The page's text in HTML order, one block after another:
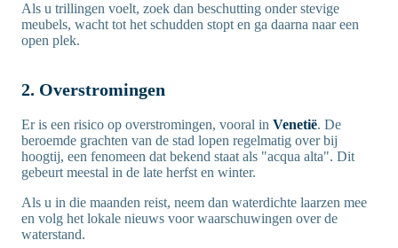
Als u trillingen voelt, zoek dan beschutting onder stevige
meubels, wacht tot het schudden stopt en ga daarna naar een
open plek.
2. Overstromingen
Er is een risico op overstromingen, vooral in Venetië. De
beroemde grachten van de stad lopen regelmatig over bij
hoogtij, een fenomeen dat bekend staat als "acqua alta". Dit
gebeurt meestal in de late herfst en winter.
Als u in die maanden reist, neem dan waterdichte laarzen mee
en volg het lokale nieuws voor waarschuwingen over de
waterstand.